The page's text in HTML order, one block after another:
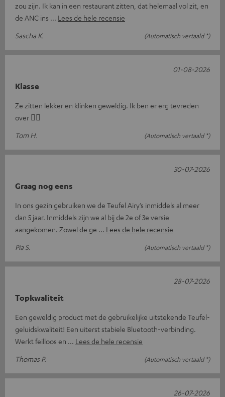
zou zijn. Ik kan in een restaurant zitten, dat helemaal vol zit, en
de ANC ins
Lees de hele recensie
Sascha K.
(Automatisch vertaald *)
Klasse
Ze zitten lekker en klinken geweldig. Ik ben er erg tevreden
over 👍🏻
Tom H.
(Automatisch vertaald *)
01-08-2026
Graag nog eens
In ons gezin gebruiken we de Teufel Airy’s inmiddels al meer
dan 5 jaar. Inmiddels zijn we al bij de 2e of 3e versie
aangekomen. Zowel de ge
Lees de hele recensie
Pia S.
(Automatisch vertaald *)
30-07-2026
Topkwaliteit
Een geweldig product met de gebruikelijke uitstekende Teufel-
geluidskwaliteit! Een uiterst stabiele Bluetooth-verbinding.
Werkt feilloos en
Lees de hele recensie
Thomas P.
(Automatisch vertaald *)
28-07-2026
26-07-2026